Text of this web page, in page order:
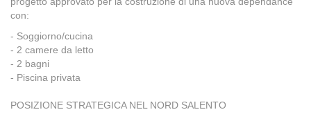
con:
- Soggiorno/cucina
- 2 camere da letto
- 2 bagni
- Piscina privata
POSIZIONE STRATEGICA NEL NORD SALENTO